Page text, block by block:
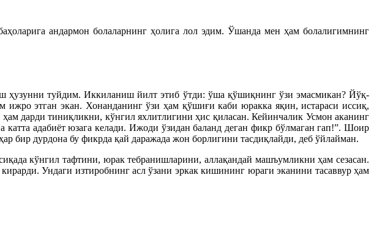
андармон болаларнинг ҳолига лол эдим. Ўшанда мен ҳам болалигимнинг
ҳузунни туйдим. Иккиланиш йилт этиб ўтди: ўша қўшиқнинг ўзи эмасмикан? Йўқ-
этган экан. Хонанданинг ўзи ҳам қўшиғи каби юракка яқин, истараси иссиқ,
дарди тиниқликни, кўнгил яхлитлигини ҳис қиласан. Кейинчалик Усмон аканинг
адабиёт юзага келади. Ижоди ўзидан баланд деган фикр бўлмаган гап!”. Шоир
бир дурдона бу фикрда қай даражада жон борлигини тасдиқлайди, деб ўйлайман.
кўнгил тафтини, юрак тебранишларини, аллақандай машъумликни ҳам сезасан.
Ундаги изтиробнинг асл ўзани эркак кишининг юраги эканини тасаввур ҳам